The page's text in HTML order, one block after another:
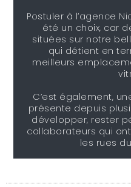
Postuler à l’agence
été un choix, car
situées sur notre
qui détient en
meilleurs
C’est également,
présente depuis
développer, rester
collaborateurs qui
les rues